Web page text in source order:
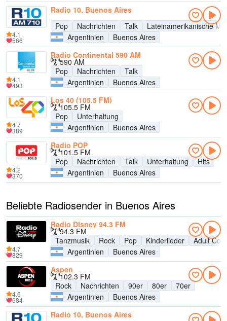
Radio 10, Buenos Aires
Pop
Nachrichten Talk
Lateinamerikanische
Argentinien
Buenos Aires
4.1
566
Radio Continental 590 AM
590 AM
Pop
Nachrichten
Talk
Argentinien
Buenos Aires
4.1
493
Los 40 (105.5 FM)
105.5 FM
Pop
Unterhaltung
Argentinien
Buenos Aires
4.7
389
Radio POP
101.5 FM
Pop
Nachrichten Talk Unterhaltung
Hits
Argentinien
Buenos Aires
4.2
370
Beliebte Radiosender in Buenos Aires
Radio Disney 94.3 FM
94.3 FM
Tanzmusik
Rock Pop Kinderlieder
Adult
Argentinien
Buenos Aires
4.7
829
Aspen
102.3 FM
Rock
Nachrichten 90er 80er
70er
Argentinien
Buenos Aires
4.6
684
Radio 10, Buenos Aires